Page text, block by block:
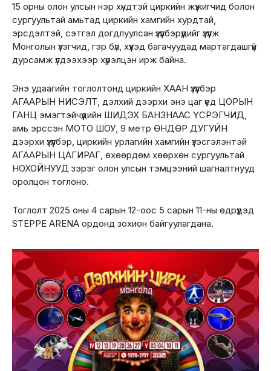
15 орны олон улсын нэр хүндтэй циркийн жүжигчид болон
сургуультай амьтад циркийн хамгийн хурдтай,
эрсдэлтэй, сэтгэл догдлуулсан үзүүлбэрүүдийг үзүүлж
Монголын үзэгчид, гэр бүл, хүүхэд багачуудад мартагдашгүй
дурсамж үлдээхээр хүрэлцэн ирж байна.
Энэ удаагийн тоглолтонд циркийн ХААН үзүүлбэр
АГААРЫН НИСЭЛТ, дэлхий дээрхи энэ цаг үед ЦОРЫН
ГАНЦ эмэгтэйчүүдийн ШИДЭХ БАНЗНААС ҮСРЭГЧИД,
амь эрссэн МОТО ШОУ, 9 метр ӨНДӨР ДУГУЙН
дээрхи үзүүлбэр, циркийн урлагийн хамгийн үзэсгэлэнтэй
АГААРЫН ЦАГИРАГ, өхөөрдөм хөөрхөн сургуультай
НОХОЙНУУД зэрэг олон улсын тэмцээний шагналтнууд
оролцон тоглоно.
Тоглолт 2025 оны 4 сарын 12-оос 5 сарын 11-ны өдрүүдэд
STEPPE ARENA ордонд зохион байгуулагдана.